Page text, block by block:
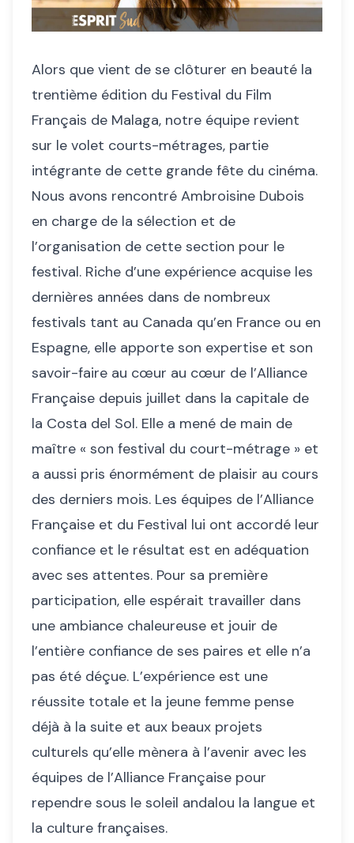
Alors que vient de se clôturer en beauté la
trentième édition du Festival du Film
Français de Malaga, notre équipe revient
sur le volet courts-métrages, partie
intégrante de cette grande fête du cinéma.
Nous avons rencontré Ambroisine Dubois
en charge de la sélection et de
l’organisation de cette section pour le
festival. Riche d’une expérience acquise les
dernières années dans de nombreux
festivals tant au Canada qu’en France ou en
Espagne, elle apporte son expertise et son
savoir-faire au cœur au cœur de l’Alliance
Française depuis juillet dans la capitale de
la Costa del Sol. Elle a mené de main de
maître « son festival du court-métrage » et
a aussi pris énormément de plaisir au cours
des derniers mois. Les équipes de l’Alliance
Française et du Festival lui ont accordé leur
confiance et le résultat est en adéquation
avec ses attentes. Pour sa première
participation, elle espérait travailler dans
une ambiance chaleureuse et jouir de
l’entière confiance de ses paires et elle n’a
pas été déçue. L’expérience est une
réussite totale et la jeune femme pense
déjà à la suite et aux beaux projets
culturels qu’elle mènera à l’avenir avec les
équipes de l’Alliance Française pour
rependre sous le soleil andalou la langue et
la culture françaises.